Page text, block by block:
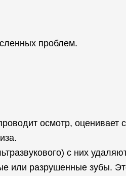
проблем.
осмотр, оценивает
с них
или разрушенные зубы.